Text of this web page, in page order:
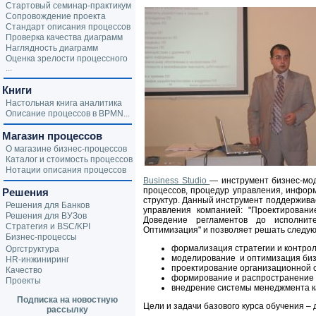
Business Studio— инструмент бизнес-
процессов, процедур управления,
структур. Данный инструмент
управления компанией:
Доведение регламентов до
Оптимизация" и позволяет решать
формализация стратегии и
моделирование и оптимизация
проектирование организационной
формирование и
внедрение системы менеджмента
Цели и задачи базового курса обучения –
Стартовый семинар-практикум
Сопровождение проекта
Стандарт описания процессов
Проверка качества диаграмм
Наглядность диаграмм
Оценка зрелости процессного
...
Книги
Настольная книга аналитика
Описание процессов в BPMN...
Магазин процессов
О магазине бизнес-процессов
Каталог и стоимость процессов
Нотации описания процессов
Решения
Решения для Банков
Решения для ВУЗов
Стратегия и BSC/KPI
Бизнес-процессы
Оргструктура
HR-инжиниринг
Качество
Проекты
Подписка на новостную
рассылку